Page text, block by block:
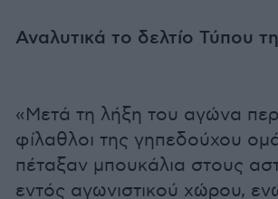
Αναλυτικά το δελτίο Τύπου
«Μετά τη λήξη του αγώνα
φίλαθλοι της γηπεδούχου
πέταξαν μπουκάλια στους
εντός αγωνιστικού χώρου,